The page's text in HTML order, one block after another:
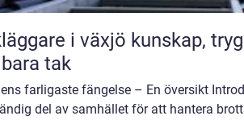
i växjö kunskap, trygghet och
tak
farligaste fängelse – En översikt
del av samhället för att hantera